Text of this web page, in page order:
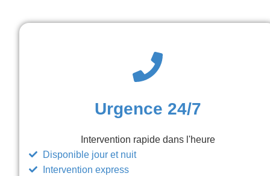
Urgence 24/7
Intervention rapide dans l'heure
Disponible jour et nuit
Intervention express